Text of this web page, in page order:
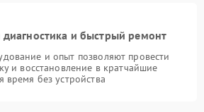
диагностика и быстрый ремонт
и опыт позволяют провести
и восстановление в кратчайшие
без устройства